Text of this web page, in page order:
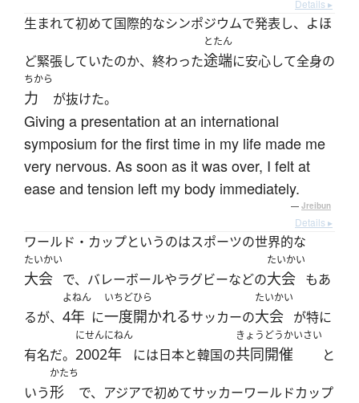
Details ▸
生まれて初めて国際的なシンポジウムで発表し、よほ
ど緊張していたのか、終わった
とたん
途端に安心して全身の
ちから
力 が抜けた。
Giving a presentation at an international
symposium for the first time in my life made me
very nervous. As soon as it was over, I felt at
ease and tension left my body immediately.
— Jreibun
Details ▸
ワールド・カップというのはスポーツの世界的な
たいかい
大会 で、バレーボールやラグビーなどの
たいかい
大会 もあ
るが、
よねん
4年 に
いちど
一度
ひら
開かれるサッカーの
たいかい
大会 が特に
有名だ。
にせんにねん
2002年 には日本と韓国の
きょうどうかいさい
共同開催 と
いう
かたち
形 で、アジアで初めてサッカーワールドカップ